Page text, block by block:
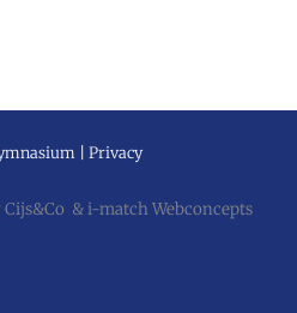
| Privacy
Cijs&Co &i-match Webconcepts